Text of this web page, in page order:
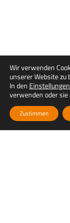
Wir verwenden
unserer Website zu
In den Einstellungen
verwenden oder
Zustimmen